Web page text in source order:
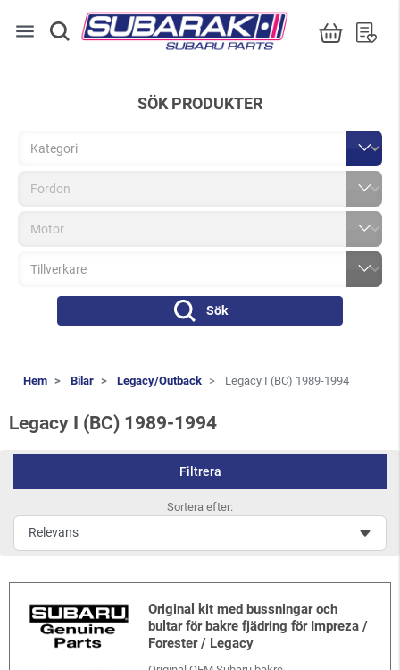
menu
SÖK PRODUKTER
Sök
Hem Bilar Legacy/Outback Legacy I (BC) 1989-1994
Legacy I (BC) 1989-1994
Filtrera
Sortera efter:
Original kit med bussningar och
bultar för bakre fjädring för Impreza /
Forester / Legacy